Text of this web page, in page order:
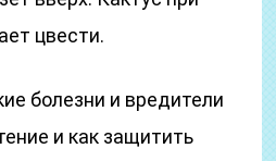
цвести.
болезни и вредители
и как защитить